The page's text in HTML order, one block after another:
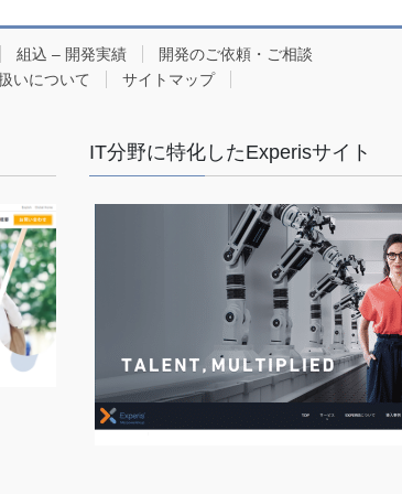
組込 – 開発実績
開発のご依頼・ご相談
いについて サイトマップ
IT分野に特化したExperisサイト